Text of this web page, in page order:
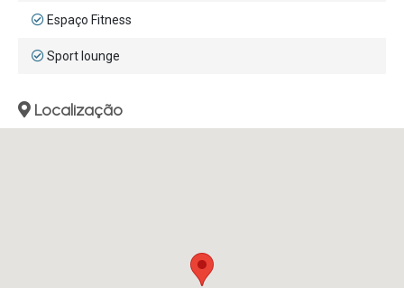
Espaço Fitness
Sport lounge
Localização